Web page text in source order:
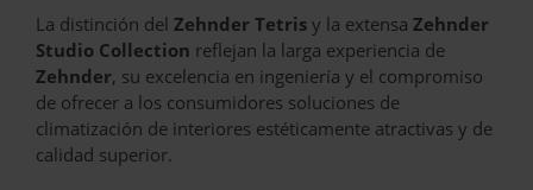
La distinción del Zehnder Tetris y la extensa Zehnder
Studio Collection reflejan la larga experiencia de
Zehnder, su excelencia en ingeniería y el compromiso
de ofrecer a los consumidores soluciones de
climatización de interiores estéticamente atractivas y de
calidad superior.